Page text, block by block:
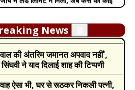
के आरोप से राजीव गांधी 1989 का
के चीफ इलेक्शन ऑफिसर को मिला
गड़बड़ी थी, अब दस्तावेज दे चुका; अब तक 24
News
Tax Budget 2024: टैक्सपेयर्स
की अंतरिम जमानत अपवाद नहीं’,
ने याद दिलाई शाह की टिप्पणी
ऐसा भी, घर से रूठकर निकली पत्नी,